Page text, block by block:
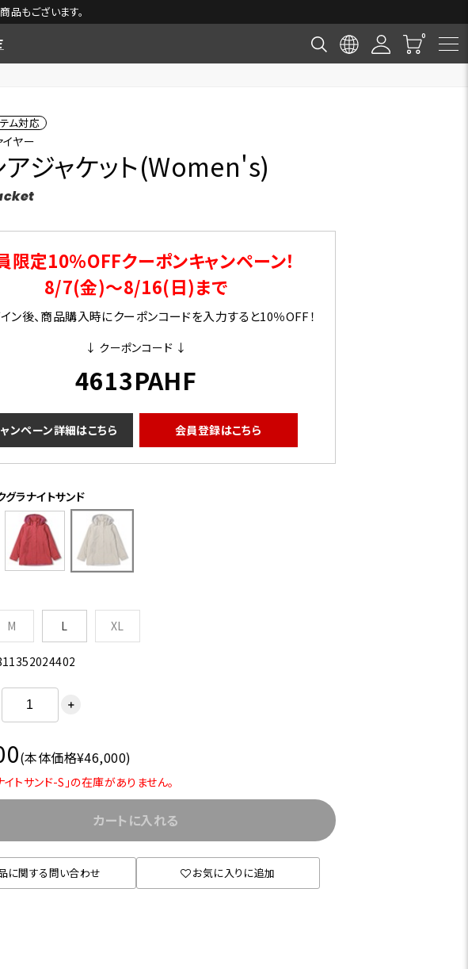
もございます。
ム対応
イヤー
アジャケット(Women's)
限定10％OFFクーポンキャンペーン！
8/7(金)～8/16(日)まで
ン後、商品購入時にクーポンコードを入力すると10％OFF！
↓ クーポンコード ↓
4613PAHF
ンペーン詳細はこちら 会員登録はこちら
グラナイトサンド
M L XL
＋
(本体価格¥46,000)
イトサンド-S」の在庫がありません。
カートに入れる
に関する問い合わせ お気に入りに追加